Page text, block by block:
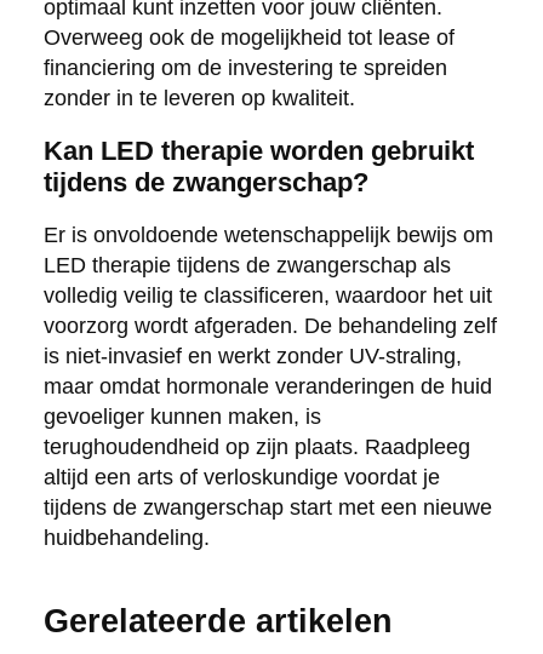
optimaal kunt inzetten voor jouw cliënten.
Overweeg ook de mogelijkheid tot lease of
financiering om de investering te spreiden
zonder in te leveren op kwaliteit.
Kan LED therapie worden gebruikt
tijdens de zwangerschap?
Er is onvoldoende wetenschappelijk bewijs om
LED therapie tijdens de zwangerschap als
volledig veilig te classificeren, waardoor het uit
voorzorg wordt afgeraden. De behandeling zelf
is niet-invasief en werkt zonder UV-straling,
maar omdat hormonale veranderingen de huid
gevoeliger kunnen maken, is
terughoudendheid op zijn plaats. Raadpleeg
altijd een arts of verloskundige voordat je
tijdens de zwangerschap start met een nieuwe
huidbehandeling.
Gerelateerde artikelen